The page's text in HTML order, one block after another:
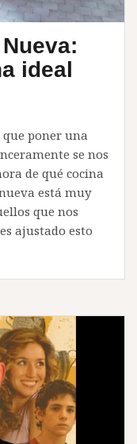
ideal
poner una
se nos
de qué cocina
está muy
que nos
ajustado esto